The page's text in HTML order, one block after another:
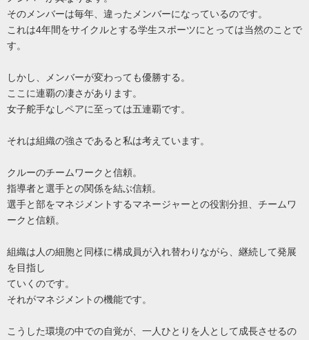
そのメンバーは毎年、違ったメンバーになっているのです。
これは4年間をサイクルとする学生スポーツにとっては当然のことで
す。
しかし、メンバーが変わっても優勝する。
ここに連覇の凄さがあります。
女子舵手なしペアに至っては五連覇です。
それは組織の強さであると私は考えています。
クルーのチームワークと信頼。
指導者と選手との関係を結ぶ信頼。
選手と部をマネジメントするマネージャーとの役割分担、チームワ
ークと信頼。
組織は人の細胞と同様に構成員が入れ替わりながら、継続して発展
を目指し
ていくのです。
それがマネジメントの機能です。
こうした環境の中での自覚が、一人ひとりを人として成長させるの